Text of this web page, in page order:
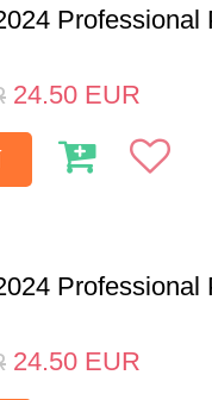
Professional
24.50 EUR
Professional
24.50 EUR